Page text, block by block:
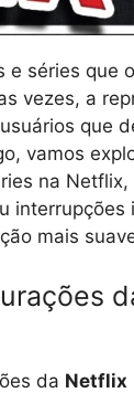
séries que
vezes, a
que
vamos
na
interrupções
mais
da Netflix